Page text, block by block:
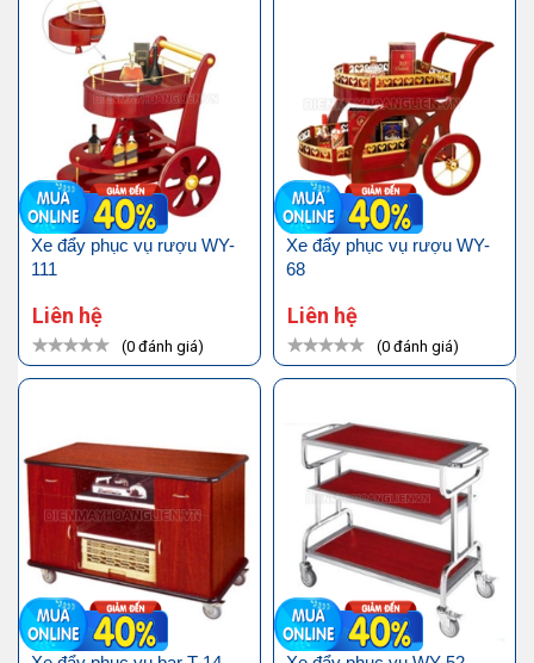
Xe đẩy phục vụ rượu WY-
111
Liên hệ
(0 đánh giá)
Xe đẩy phục vụ rượu WY-
68
Liên hệ
(0 đánh giá)